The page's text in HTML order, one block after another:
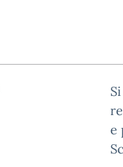
e